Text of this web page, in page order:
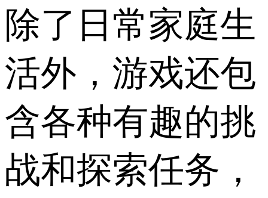
除了日常家庭生
活外，游戏还包
含各种有趣的挑
战和探索任务，